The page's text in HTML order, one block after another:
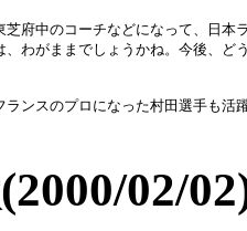
府中のコーチなどになって、日本
、わがままでしょうかね。今後、ど
ンスのプロになった村田選手も活
02/